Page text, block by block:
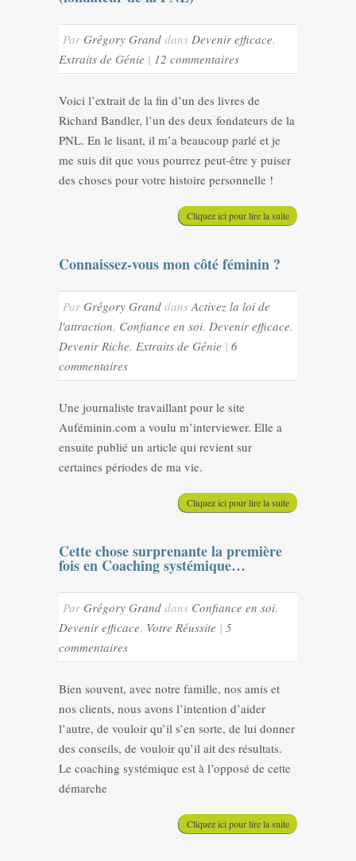
Par Grégory Grand dans Devenir efficace,
Extraits de Génie | 12 commentaires
Voici l’extrait de la fin d’un des livres de
Richard Bandler, l’un des deux fondateurs de la
PNL. En le lisant, il m’a beaucoup parlé et je
me suis dit que vous pourrez peut-être y puiser
des choses pour votre histoire personnelle !
Cliquez ici pour lire la suite
Connaissez-vous mon côté féminin ?
Par Grégory Grand dansActivez la loi de
l'attraction, Confiance en soi, Devenir efficace,
Devenir Riche, Extraits de Génie | 6
commentaires
Une journaliste travaillant pour le site
Auféminin.com a voulu m’interviewer. Elle a
ensuite publié un article qui revient sur
certaines périodes de ma vie.
Cliquez ici pour lire la suite
Cette chose surprenante la première
fois en Coaching systémique…
Par Grégory Grand dans Confiance en soi,
Devenir efficace, Votre Réussite | 5
commentaires
Bien souvent, avec notre famille, nos amis et
nos clients, nous avons l’intention d’aider
l’autre, de vouloir qu’il s’en sorte, de lui donner
des conseils, de vouloir qu’il ait des résultats.
Le coaching systémique est à l’opposé de cette
démarche
Cliquez ici pour lire la suite